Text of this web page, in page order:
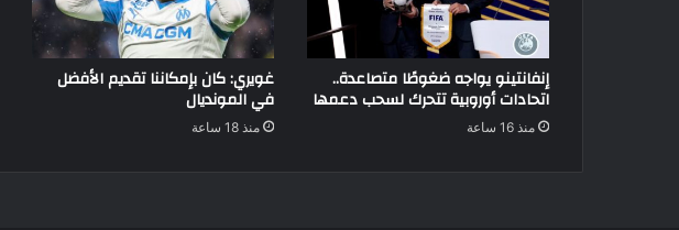
إنفانتينو يواجه ضغوطًا متصاعدة..
اتحادات أوروبية تتحرك لسحب دعمها
منذ 16 ساعة
غويري: كان بإمكاننا تقديم الأفضل
في المونديال
منذ 18 ساعة